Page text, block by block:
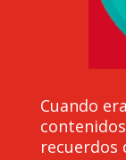
Cuando
recuerdos